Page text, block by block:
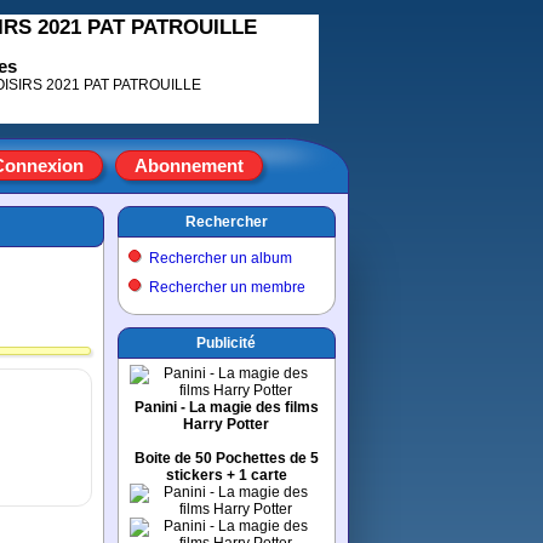
Abonnement
Rechercher
Rechercher un album
Rechercher un membre
Publicité
Panini - La magie des films
Harry Potter
Boite de 50 Pochettes de 5
stickers + 1 carte
2021 PAT PATROUILLE